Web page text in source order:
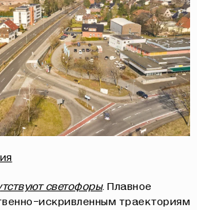
светофоры. Плавное
искривленным траекториям